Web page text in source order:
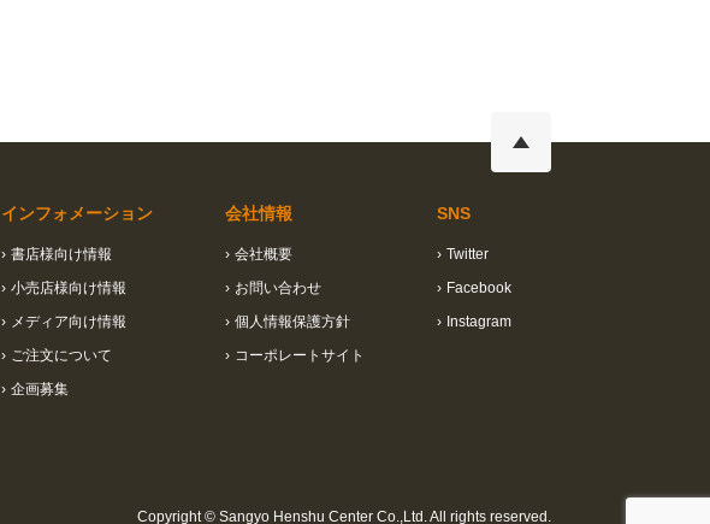
インフォメーション
› 書店様向け情報
› 小売店様向け情報
› メディア向け情報
› ご注文について
› 企画募集
会社情報
› 会社概要
› お問い合わせ
› 個人情報保護方針
› コーポレートサイト
SNS
› Twitter
› Facebook
› Instagram
Copyright © Sangyo Henshu Center Co.,Ltd. All rights reserved.